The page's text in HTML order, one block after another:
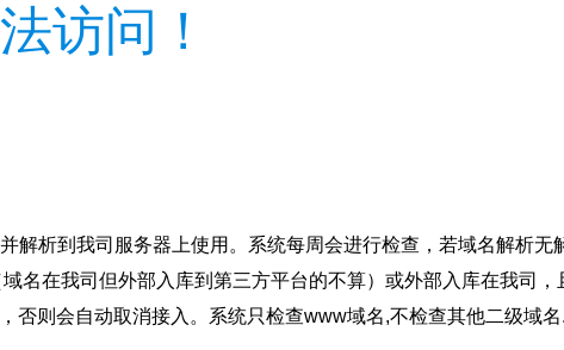
访问！
解析到我司服务器上使用。系统每周会进行检查，若域名解析无
名在我司但外部入库到第三方平台的不算）或外部入库在我司，
否则会自动取消接入。系统只检查www域名,不检查其他二级域名